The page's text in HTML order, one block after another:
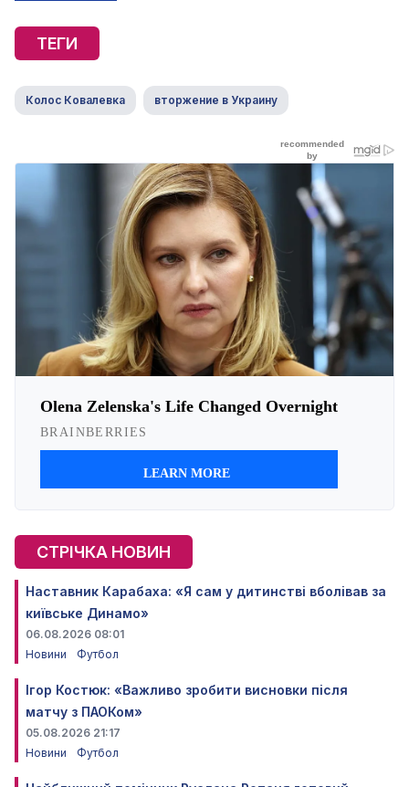
ТЕГИ
Колос Ковалевка вторжение в Украину
СТРІЧКА НОВИН
Наставник Карабаха: «Я сам у дитинстві вболівав за
київське Динамо»
06.08.2026 08:01
Новини
Футбол
Ігор Костюк: «Важливо зробити висновки після
матчу з ПАОКом»
05.08.2026 21:17
Новини
Футбол